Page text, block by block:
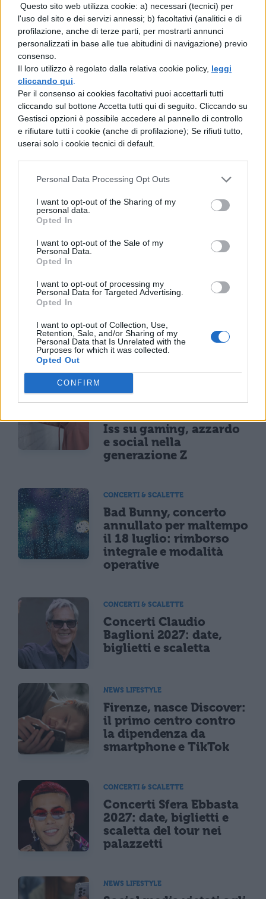
Questo sito web utilizza cookie: a) necessari (tecnici) per
l'uso del sito e dei servizi annessi; b) facoltativi (analitici e di
profilazione, anche di terze parti, per mostrarti annunci
personalizzati in base alle tue abitudini di navigazione) previo
consenso.
Il loro utilizzo è regolato dalla relativa cookie policy, leggi
cliccando qui
Per il consenso ai cookies facoltativi puoi accettarli tutti
cliccando sul bottone Accetta tutti qui di seguito. Cliccando su
Gestisci opzioni è possibile accedere al pannello di controllo
e rifiutare tutti i cookie (anche di profilazione); Se rifiuti tutto,
userai solo i cookie tecnici di default.
Personal Data Processing Opt Outs
I want to opt-out of the Sharing of my
personal data.
Opted In
I want to opt-out of the Sale of my
Personal Data.
Opted In
I want to opt-out of processing my
Personal Data for Targeted Advertising.
Opted In
I want to opt-out of Collection, Use,
Retention, Sale, and/or Sharing of my
Personal Data that Is Unrelated with the
Purposes for which it was collected.
Opted Out
CONFIRM
ostinavano a rappresentare.
Secondo la Warner Bros, il poster non è
stato approvato, in quanto si trattava di una
versione non ufficiale, che erroneamente è
stata inserita nel sito della IMAX.
di L.S.
La discussione sul forum dedicata ad
Harry Potter
TI POTREBBE INTERESSARE
Francia vieta i social ai
settembre: come
funziona il controllo
dell'età
Oltre uno studente su
Iss su gaming, azzardo
e social nella
generazione Z
CONCERTI & SCALETTE
Bad Bunny, concerto
annullato per maltempo
il 18 luglio: rimborso
integrale e modalità
operative
CONCERTI & SCALETTE
Concerti Claudio
Baglioni 2027: date,
biglietti e scaletta
NEWS LIFESTYLE
Firenze, nasce Discover:
il primo centro contro
la dipendenza da
smartphone e TikTok
CONCERTI & SCALETTE
Concerti Sfera Ebbasta
2027: date, biglietti e
scaletta del tour nei
palazzetti
NEWS LIFESTYLE